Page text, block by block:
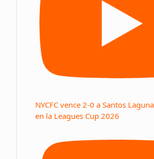
NYCFC vence 2-0 a Santos
en la Leagues Cup 2026